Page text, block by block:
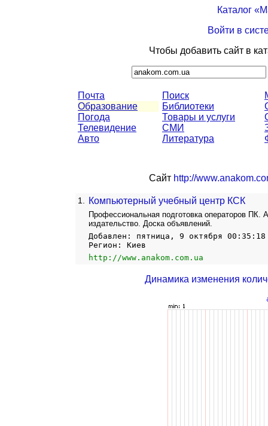
Каталог
Войти в
Чтобы добавить сайт в
Почта
Образование
Погода
Телевидение
Авто
Поиск
Библиотеки
Товары и услуги
СМИ
Литература
Сайт http://
1. Компьютерный учебный центр КСК
Профессиональная подготовка операторов ПК.
издательство. Доска объявлений.
Добавлен: пятница, 9 октября 00:35:18
Регион: Киев
http://www.anakom.com.ua
Динамика изменения